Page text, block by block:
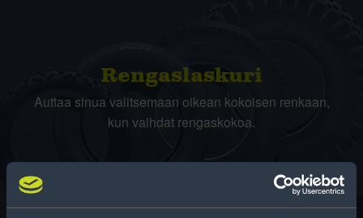
Rengas­laskuri
Auttaa sinua valitsemaan oikean kokoisen renkaan,
kun vaihdat rengaskokoa.